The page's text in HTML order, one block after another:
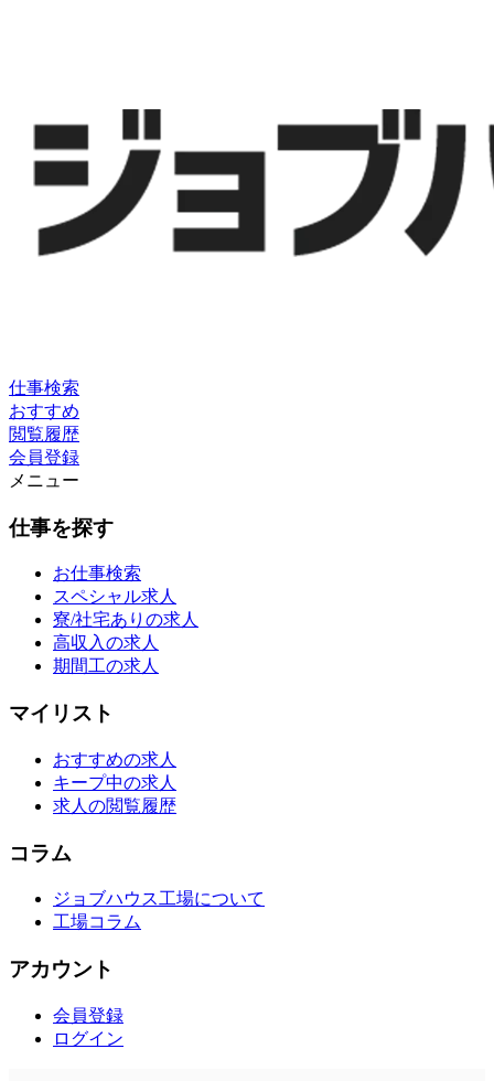
仕事検索
おすすめ
閲覧履歴
会員登録
メニュー
仕事を探す
お仕事検索
スペシャル求人
寮/社宅ありの求人
高収入の求人
期間工の求人
マイリスト
おすすめの求人
キープ中の求人
求人の閲覧履歴
コラム
ジョブハウス工場について
工場コラム
アカウント
会員登録
ログイン